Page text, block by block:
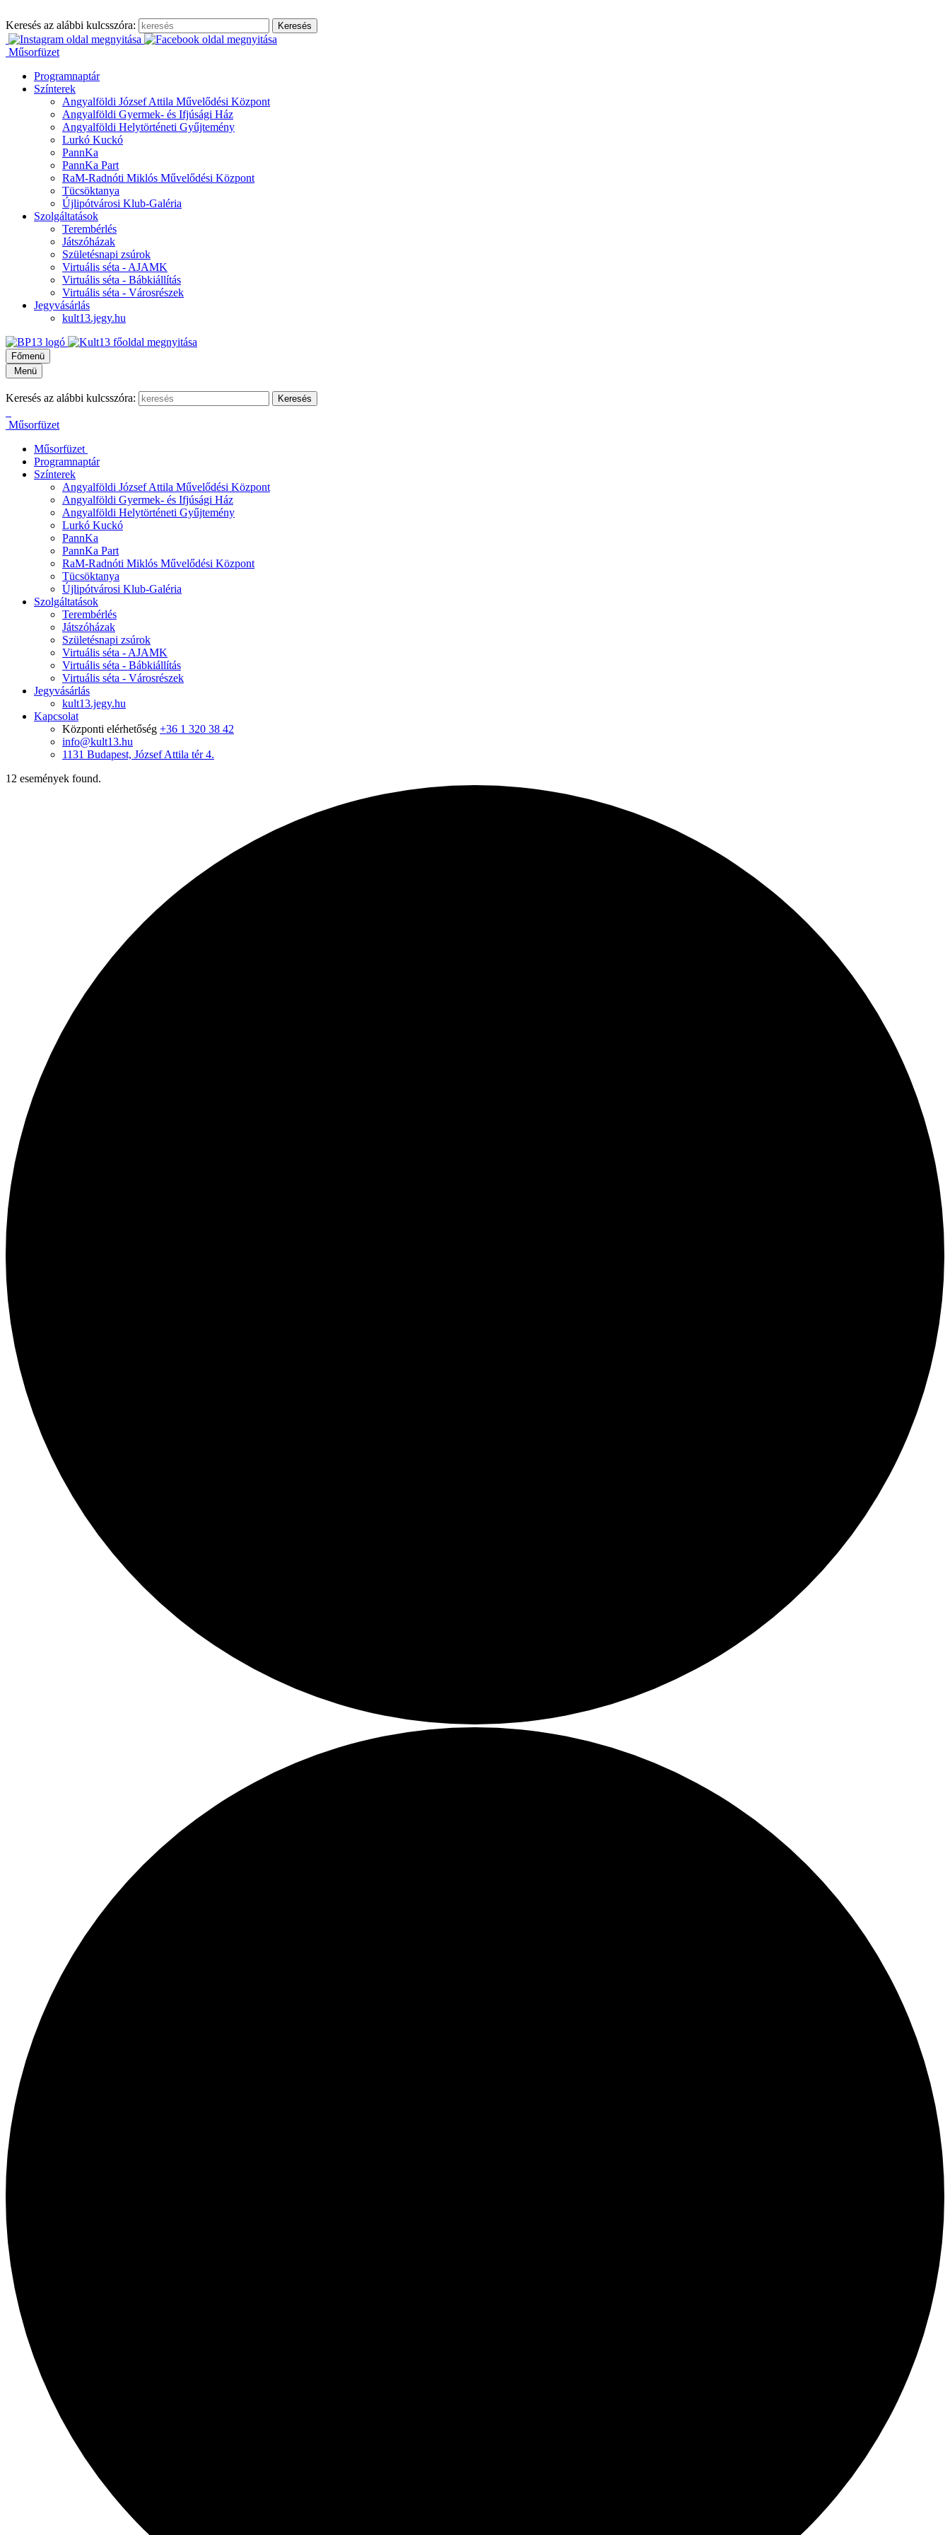
a
tartalomhoz
Keresés az alábbi kulcsszóra:
Műsorfüzet
Programnaptár
Színterek
Angyalföldi József Attila Művelődési Központ
Angyalföldi Gyermek- és Ifjúsági Ház
Angyalföldi Helytörténeti Gyűjtemény
Lurkó Kuckó
PannKa
PannKa Part
RaM-Radnóti Miklós Művelődési Központ
Tücsöktanya
Újlipótvárosi Klub-Galéria
Szolgáltatások
Terembérlés
Játszóházak
Születésnapi zsúrok
Virtuális séta - AJAMK
Virtuális séta - Bábkiállítás
Virtuális séta - Városrészek
Jegyvásárlás
kult13.jegy.hu
Főmenü
Menü
Keresés az alábbi kulcsszóra:
Műsorfüzet
Műsorfüzet
Programnaptár
Színterek
Angyalföldi József Attila Művelődési Központ
Angyalföldi Gyermek- és Ifjúsági Ház
Angyalföldi Helytörténeti Gyűjtemény
Lurkó Kuckó
PannKa
PannKa Part
RaM-Radnóti Miklós Művelődési Központ
Tücsöktanya
Újlipótvárosi Klub-Galéria
Szolgáltatások
Terembérlés
Játszóházak
Születésnapi zsúrok
Virtuális séta - AJAMK
Virtuális séta - Bábkiállítás
Virtuális séta - Városrészek
Jegyvásárlás
kult13.jegy.hu
Kapcsolat
Központi elérhetőség +36 1 320 38 42
info@kult13.hu
1131 Budapest, József Attila tér 4.
12 események found.